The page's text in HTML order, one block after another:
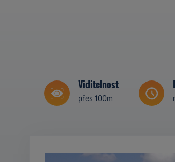
Viditelnost
přes 100m